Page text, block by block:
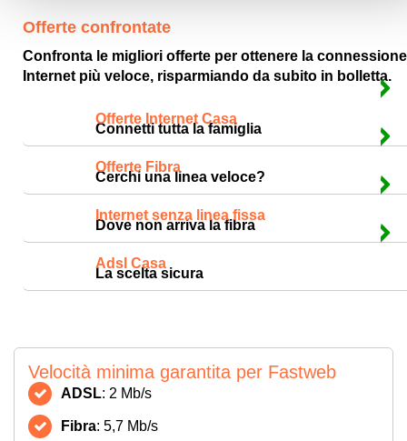
Offerte confrontate
Confronta le migliori offerte per ottenere la connessione
Internet più veloce, risparmiando da subito in bolletta.
Offerte Internet Casa
Connetti tutta la famiglia
Offerte Fibra
Cerchi una linea veloce?
CONFRONTA TARIFFE
Internet senza linea fissa
Dove non arriva la fibra
CONFRONTA TARIFFE
Adsl Casa
La scelta sicura
CONFRONTA TARIFFE
Velocità minima garantita per Fastweb
ADSL: 2 Mb/s
Fibra: 5,7 Mb/s